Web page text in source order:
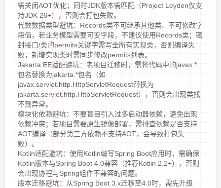
需关闭AOT优化；同时JDK版本需匹配（Project Leyden仅支
持JDK 26+），否则会打包失败。
代数数据类型避坑：Records类不可继承其他类、不可修改字
段值，若业务模型需要可变字段，不建议使用Records类；密
封接口/类的permits关键字需写全所有实现类，否则编译失
败，新增实现类时需同步修改permits列表。
Jakarta EE适配避坑：老项目迁移时，需将代码中的javax.*
包名替换为jakarta.*包名（如
javax.servlet.http.HttpServletRequest替换为
jakarta.servlet.http.HttpServletRequest），否则会出现类找
不到异常。
模块化依赖避坑：不要盲目引入过多启动器依赖，避免出现
依赖冲突；若项目需要原生镜像部署，需排查依赖是否支持
AOT编译（部分第三方依赖不支持AOT，会导致打包失
败）。
Kotlin适配避坑：使用Kotlin编写Spring Boot应用时，需确保
Kotlin版本与Spring Boot 4.0兼容（推荐Kotlin 2.2+），否则
会出现协程与Spring组件不兼容的问题。
版本迁移避坑：从Spring Boot 3.x迁移至4.0时，需先升级